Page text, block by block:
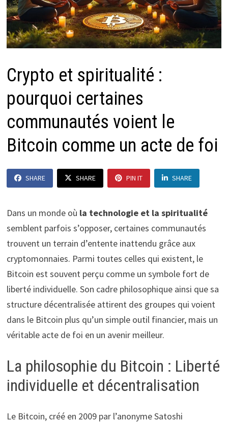
Crypto et spiritualité :
pourquoi certaines
communautés voient le
Bitcoin comme un acte de foi
SHARE SHARE PIN IT SHARE
Dans un monde où la technologie et la spiritualité
semblent parfois s’opposer, certaines communautés
trouvent un terrain d’entente inattendu grâce aux
cryptomonnaies. Parmi toutes celles qui existent, le
Bitcoin est souvent perçu comme un symbole fort de
liberté individuelle. Son cadre philosophique ainsi que sa
structure décentralisée attirent des groupes qui voient
dans le Bitcoin plus qu’un simple outil financier, mais un
véritable acte de foi en un avenir meilleur.
La philosophie du Bitcoin : Liberté
individuelle et décentralisation
Le Bitcoin, créé en 2009 par l’anonyme Satoshi